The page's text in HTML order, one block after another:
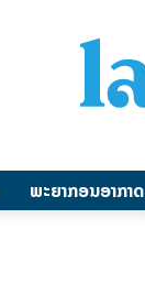
ພະຍາກອນອາກາດ